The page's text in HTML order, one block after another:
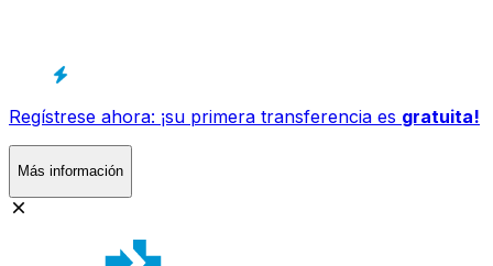
Regístrese ahora: ¡su primera transferencia es gratuita!
Más información